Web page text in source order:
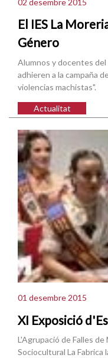
El IES La
Género
Alumnos y docentes
adhieren a la campaña
violencias machistas".
Actualitat
01 desembre 2015
XI Exposició
L'Agrupació de Falles
Sociocultural La